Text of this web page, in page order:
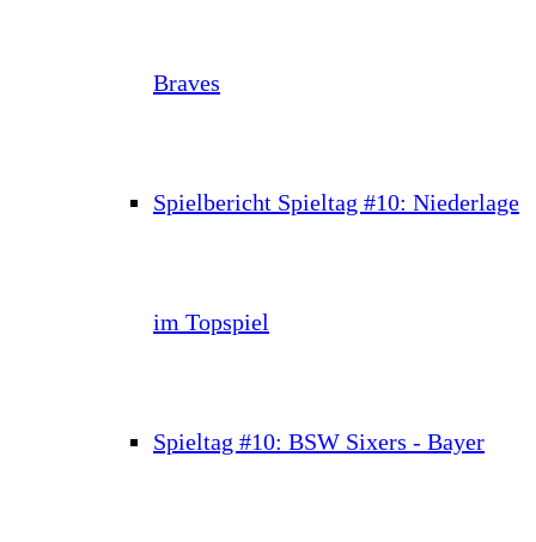
Braves
Spielbericht Spieltag #10: Niederlage
im Topspiel
Spieltag #10: BSW Sixers - Bayer